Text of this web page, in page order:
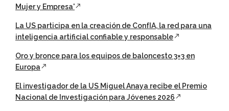
Mujer y Empresa'
La US participa en la creación de ConfIA, la red para una
inteligencia artificial confiable y responsable
Oro y bronce para los equipos de baloncesto 3×3 en
Europa
El investigador de la US Miguel Anaya recibe el Premio
Nacional de Investigación para Jóvenes 2026